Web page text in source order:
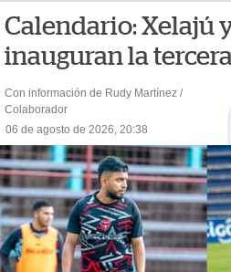
Calendario: Xelajú
inauguran la
Con información de Rudy Martínez /
Colaborador
06 de agosto de 2026, 20:38